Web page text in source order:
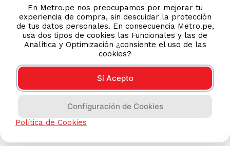
En Metro.pe nos preocupamos por mejorar tu
experiencia de compra, sin descuidar la protección
de tus datos personales. En consecuencia Metro.pe,
usa dos tipos de cookies las Funcionales y las de
Analítica y Optimización ¿consiente el uso de las
cookies?
Sí Acepto
Configuración de Cookies
Política de Cookies